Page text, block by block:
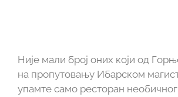
Није мали број оних који од
на пропутовању Ибарском
упамте само ресторан